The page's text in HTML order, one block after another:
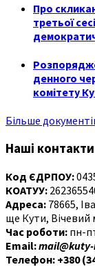
Про
третьої
денного
комітету
Більше
Наші контакти
Код ЄДРПОУ:
КОАТУУ:
Адреса: 78665,
ще Кути, Вічевий
Час роботи: пн-
Email:
Телефон: +380